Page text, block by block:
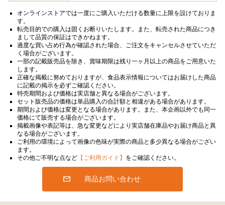
オンラインストアでは一度にご購入いただける数量に上限を設けておりま
す。
転売目的での購入は固くお断りいたします。また、転売された商品につき
まして品質の保証はできかねます。
過度な買い占め行為が確認された場合、ご注文をキャンセルさせていただ
く場合がございます。
一部の記載販売品を除き、賞味期限は残り一ヶ月以上の商品をご用意いた
します。
正確な掲載に努めておりますが、食品表示情報についてはお届けした商品
に記載の掲示を必ずご確認ください。
特売期間および価格は実店舗と異なる場合がございます。
セット販売品の価格は単品購入の合計額と相違がある場合があります。
期間および価格は変更となる場合があります。また、本企画以外でも同一
価格にて販売する場合がございます。
掲載画像や表記等は、急な変更などにより実店舗在庫品やお届け商品と異
なる場合がございます。
ご利用の環境によって画像の色味が実際の商品と多少異なる場合がござい
ます。
その他ご不明な点など 【ご利用ガイド】 をご確認ください。
商品お問い合わせ